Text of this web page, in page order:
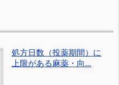
処方日数（投薬期間）に
上限がある麻薬・向...